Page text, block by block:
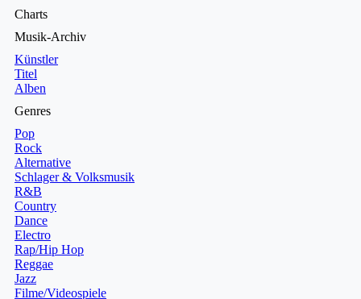
Charts
Musik-Archiv
Künstler
Titel
Alben
Genres
Pop
Rock
Alternative
Schlager & Volksmusik
R&B
Country
Dance
Electro
Rap/Hip Hop
Reggae
Jazz
Filme/Videospiele